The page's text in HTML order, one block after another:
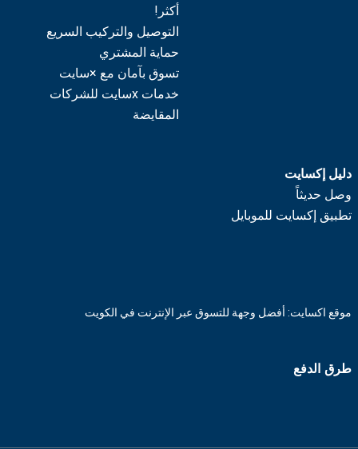
أكثر!
التوصيل والتركيب السريع
حماية المشتري
تسوق بآمان مع ×سايت
خدمات xسايت للشركات
المقايضة
دليل إكسايت
وصل حديثاً
تطبيق إكسايت للموبايل
موقع اكسايت: أفضل وجهة للتسوق عبر الإنترنت في الكويت
طرق الدفع